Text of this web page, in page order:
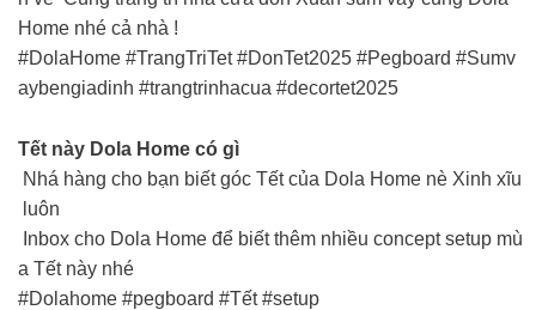
Home nhé cả nhà !
#DolaHome #TrangTriTet #DonTet2025 #Pegboard #Sumv
aybengiadinh #trangtrinhacua #decortet2025
Tết này Dola Home có gì
Nhá hàng cho bạn biết góc Tết của Dola Home nè Xinh xĩu
luôn
Inbox cho Dola Home để biết thêm nhiều concept setup mù
a Tết này nhé
#Dolahome #pegboard #Tết #setup